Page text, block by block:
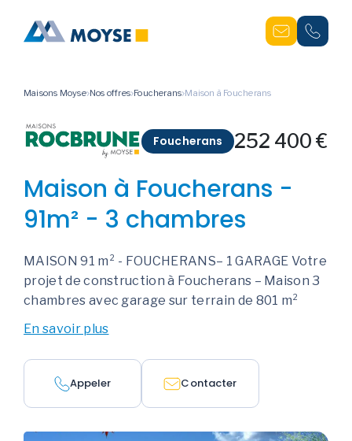
Maisons Moyse Nos offres Foucherans Maison à Foucherans
Foucherans 252 400 €
Maison à Foucherans -
91m² - 3 chambres
MAISON 91 m² - FOUCHERANS– 1 GARAGE Votre
projet de construction à Foucherans – Maison 3
chambres avec garage sur terrain de 801 m²
En savoir plus
Appeler Contacter